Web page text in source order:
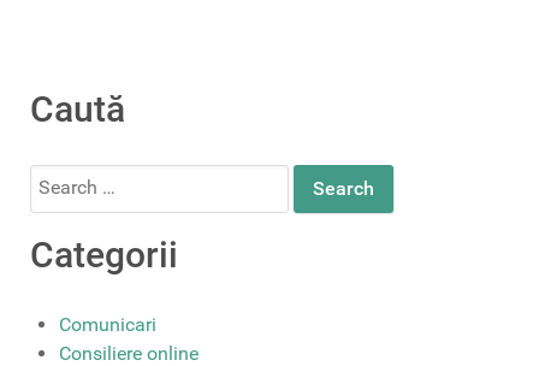
Caută
Search
Categorii
Comunicari
Consiliere online